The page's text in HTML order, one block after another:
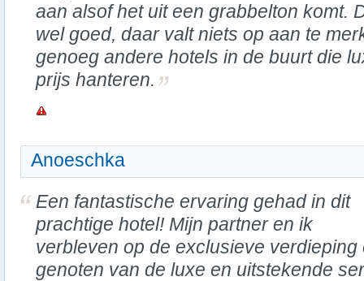
aan alsof het uit een grabbelton komt.
wel goed, daar valt niets op aan te
genoeg andere hotels in de buurt die
prijs hanteren.
Anoeschka
Een fantastische ervaring gehad in dit
prachtige hotel! Mijn partner en ik
verbleven op de exclusieve verdieping
genoten van de luxe en uitstekende